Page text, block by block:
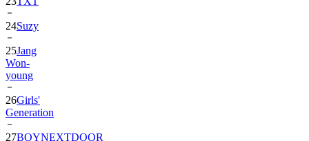
25Jang
Won-
young
26Girls'
Generation
27BOYNEXTDOOR
28IDID